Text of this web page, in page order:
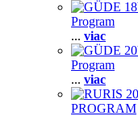
Program
... viac
Program
... viac
PROGRAM